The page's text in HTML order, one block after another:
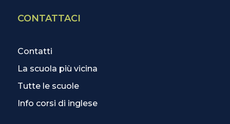
CONTATTACI
Contatti
La scuola più vicina
Tutte le scuole
Info corsi di inglese